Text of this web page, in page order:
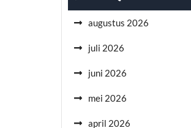
augustus 2026
juli 2026
juni 2026
mei 2026
april 2026